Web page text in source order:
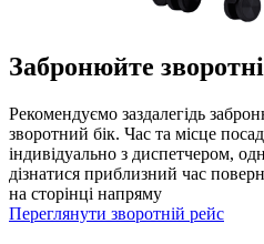
Забронюйте
Рекомендуємо заздалегідь
зворотний бік. Час та місце
індивідуально з диспетчером,
дізнатися приблизний час
на сторінці напряму
Переглянути зворотній рейс